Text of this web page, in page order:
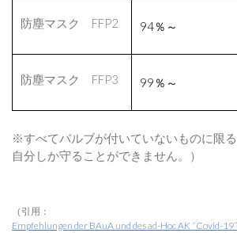
防塵マスク FFP2 94％～
防塵マスク FFP3 99％～
※すべてバルブが付いていないものに限
自分しか守ることができません。）
（引用：
Empfehlungen der BAuA und des ad-Hoc AK “Covid-